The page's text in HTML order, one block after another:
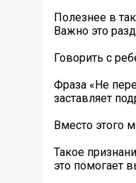
Полезнее в
Важно это
Говорить с
Фраза «Не
заставляет
Вместо этого
Такое
это помогает